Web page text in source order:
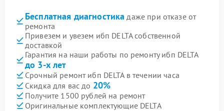
Бесплатная диагностика даже при отказе от
ремонта
Привезем и увезем ибп DELTA собственной
доставкой
Гарантия на наши работы по ремонту ибп DELTA
до 3-х лет
Срочный ремонт ибп DELTA в течении часа
Скидка для вас до 20%
Получите 1500 рублей на ремонт
Оригинальные комплектующие DELTA